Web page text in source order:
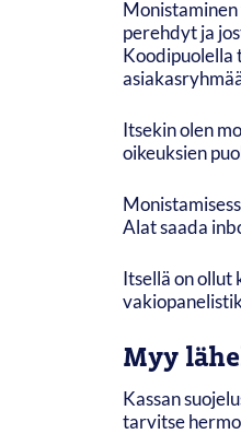
perehdyt ja
Koodipuolella
Itsekin olen
oikeuksien
Alat saada
Itsellä on ollut
Myy
Kassan
tarvitse